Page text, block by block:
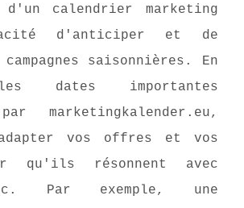
calendrier marketing
d'anticiper et de
saisonnières. En
dates importantes
marketingkalender.eu,
adapter vos offres et vos
qu'ils résonnent avec
Par exemple, une